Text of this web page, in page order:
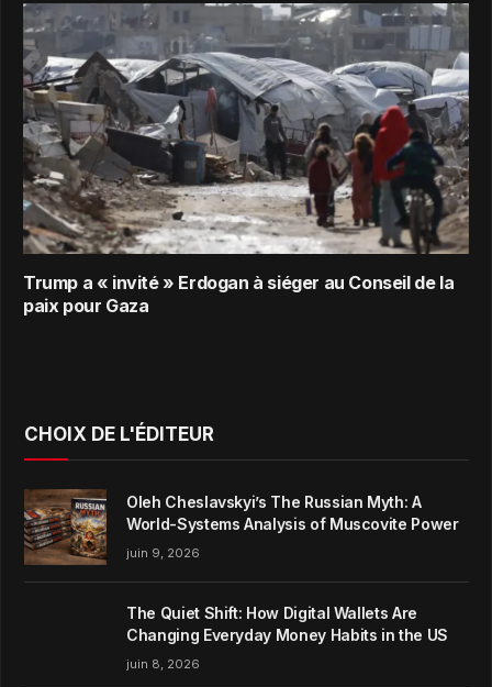
Trump a « invité » Erdogan à siéger au Conseil de la
paix pour Gaza
CHOIX DE L'ÉDITEUR
Oleh Cheslavskyi’s The Russian Myth: A
World-Systems Analysis of Muscovite Power
juin 9, 2026
The Quiet Shift: How Digital Wallets Are
Changing Everyday Money Habits in the US
juin 8, 2026